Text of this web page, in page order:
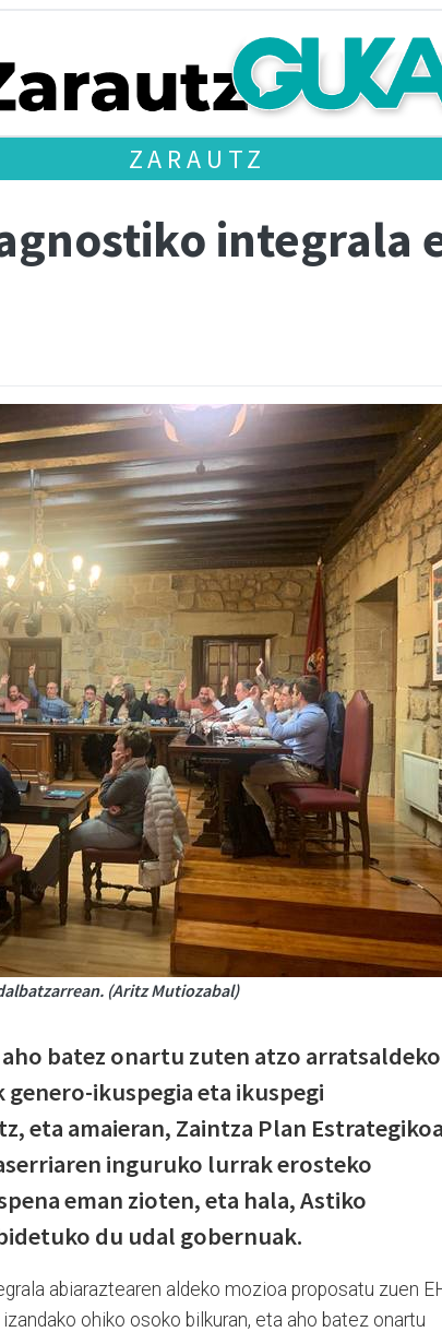
ZARAUTZ
integrala
(Aritz Mutiozabal)
batez onartu zuten atzo arratsaldeko
ikuspegia eta ikuspegi
eta amaieran, Zaintza Plan
inguruko lurrak erosteko
eman zioten, eta hala, Astiko
du udal gobernuak.
abiaraztearen aldeko mozioa proposatu zuen
ohiko osoko bilkuran, eta aho batez onartu